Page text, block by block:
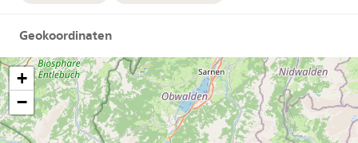
Geokoordinaten
+
−